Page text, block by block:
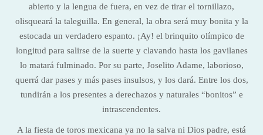
abierto y la lengua de fuera, en vez de tirar el tornillazo,
olisqueará la taleguilla. En general, la obra será muy bonita y la
estocada un verdadero espanto. ¡Ay! el brinquito olímpico de
longitud para salirse de la suerte y clavando hasta los gavilanes
lo matará fulminado. Por su parte, Joselito Adame, laborioso,
querrá dar pases y más pases insulsos, y los dará. Entre los dos,
tundirán a los presentes a derechazos y naturales “bonitos” e
intrascendentes.
A la fiesta de toros mexicana ya no la salva ni Dios padre, está